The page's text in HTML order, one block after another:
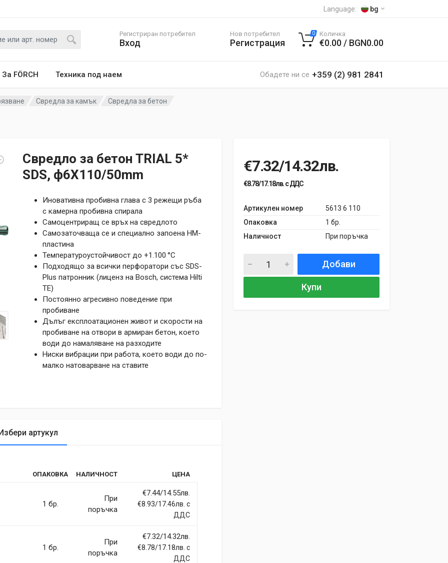
Language: bg
За FÖRCH Техника под наем Обадете ни се +359 (2) 981 2841
Регистриран потребител
Вход
Нов потребител
Регистрация
0 Количка
€0.00 / BGN0.00
Свредла за камък Свредла за бетон
Свредло за бетон TRIAL 5*
SDS, ф6X110/50mm
Иновативна пробивна глава с 3 режещи ръба
с камерна пробивна спирала
Самоцентриращ се връх на свредлото
Самозаточваща се и специално запоена НМ-
пластина
Температуроустойчивост до +1.100 °C
Подходящо за всички перфоратори със SDS-
Plus патронник (лиценз на Bosch, система Hilti
TE)
Постоянно агресивно поведение при
пробиване
Дълъг експлоатационен живот и скорости на
пробиване на отвори в армиран бетон, което
води до намаляване на разходите
Ниски вибрации при работа, което води до по-
малко натоварване на ставите
€7.32/14.32лв.
€8.78/17.18лв. с ДДС
Артикулен номер
5613 6 110
Опаковка
1 бр.
Наличност
При поръчка
Добави
Купи
артукул
vitae sodales in, maximus ut lectus. Vivamus commodo
eget tincidunt ex semper sit amet. Nullam neque justo, sodales
et fringilla facilisis. Nam maximus consectetur diam. Nulla
ОПАКОВКА НАЛИЧНОСТ ЦЕНА
1 бр.
При
поръчка
€7.44/14.55лв.
€8.93/17.46лв. с
ДДС
1 бр.
При
поръчка
€7.32/14.32лв.
€8.78/17.18лв. с
ДДС